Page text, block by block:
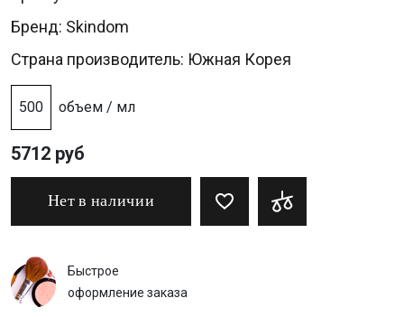
Бренд: Skindom
Страна производитель: Южная Корея
500 объем / мл
5712 руб
Нет в наличии
Быстрое
оформление заказа